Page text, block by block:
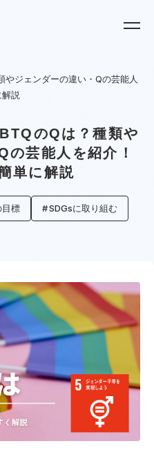
やジェンダーの違い・Qの芸能人
説
のQは？種類や
の芸能人を紹介！
単に解説
目標 SDGsに取り組む